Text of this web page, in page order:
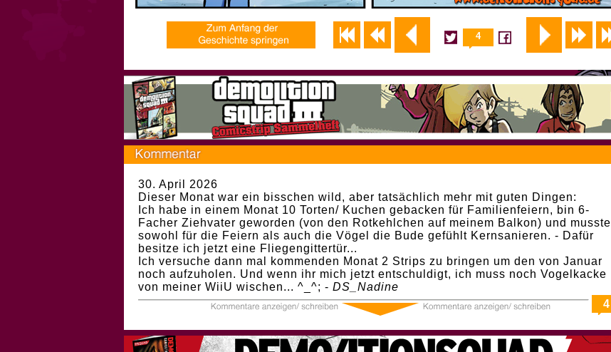
4
30. April 2026
Dieser Monat war ein bisschen wild, aber tatsächlich mehr mit guten Dingen:
Ich habe in einem Monat 10 Torten/ Kuchen gebacken für Familienfeiern, bin 6-
Facher Ziehvater geworden (von den Rotkehlchen auf meinem Balkon) und musste
sowohl für die Feiern als auch die Vögel die Bude gefühlt Kernsanieren. - Dafür
besitze ich jetzt eine Fliegengittertür...
Ich versuche dann mal kommenden Monat 2 Strips zu bringen um den von Januar
noch aufzuholen. Und wenn ihr mich jetzt entschuldigt, ich muss noch Vogelkacke
von meiner WiiU wischen... ^_^; - DS_Nadine
4